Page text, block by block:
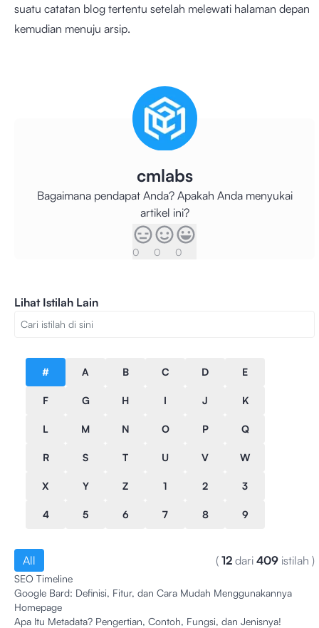
suatu catatan blog tertentu setelah melewati halaman depan
kemudian menuju arsip.
cmlabs
Bagaimana pendapat Anda? Apakah Anda menyukai
artikel ini?
0 0 0
Lihat Istilah Lain
# A B C D E
F G H I J K
L M N O P Q
R S T U V W
X Y Z 1 2 3
4 5 6 7 8 9
All ( 12 dari 409 istilah )
SEO Timeline
Google Bard: Definisi, Fitur, dan Cara Mudah Menggunakannya
Homepage
Apa Itu Metadata? Pengertian, Contoh, Fungsi, dan Jenisnya!